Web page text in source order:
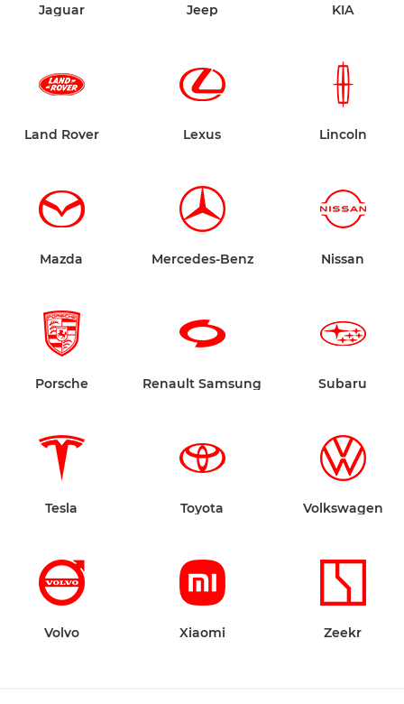
Jaguar Jeep KIA
Land Rover Lexus Lincoln
Mazda Mercedes-Benz Nissan
Porsche Renault Samsung Subaru
Tesla Toyota Volkswagen
Volvo Xiaomi Zeekr